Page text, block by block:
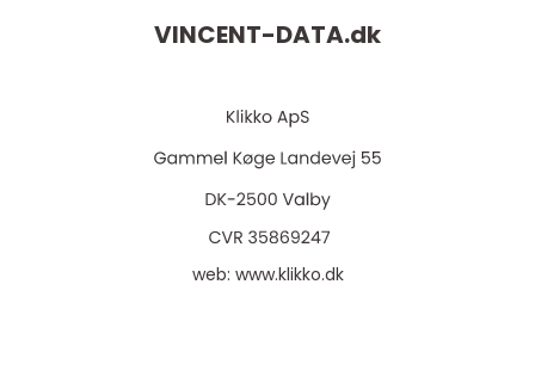
VINCENT-DATA.dk
web: www.klikko.dk